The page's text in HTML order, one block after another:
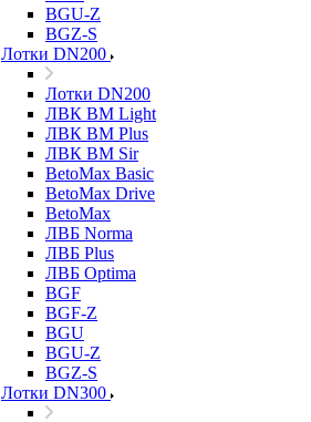
BGU-Z
BGZ-S
Лотки DN200
Лотки DN200
ЛВК ВМ Light
ЛВК ВМ Plus
ЛВК ВМ Sir
BetoMax Basic
BetoMax Drive
BetoMax
ЛВБ Norma
ЛВБ Plus
ЛВБ Optima
BGF
BGF-Z
BGU
BGU-Z
BGZ-S
Лотки DN300